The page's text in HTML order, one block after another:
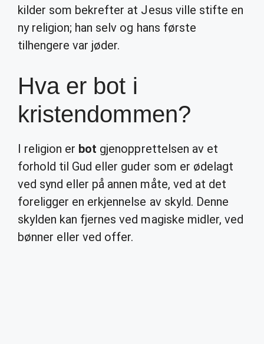
kilder som bekrefter at Jesus ville stifte en
ny religion; han selv og hans første
tilhengere var jøder.
Hva er bot i
kristendommen?
I religion er bot gjenopprettelsen av et
forhold til Gud eller guder som er ødelagt
ved synd eller på annen måte, ved at det
foreligger en erkjennelse av skyld. Denne
skylden kan fjernes ved magiske midler, ved
bønner eller ved offer.